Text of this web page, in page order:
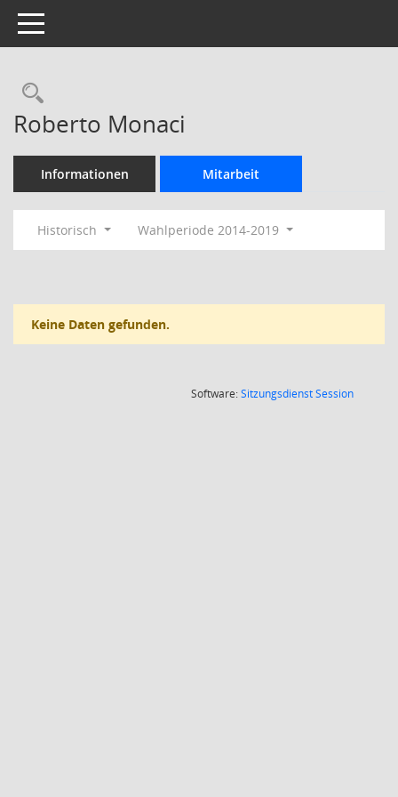
Toggle navigation
Rechercheauswahl
Roberto Monaci
Informationen Mitarbeit
Historisch Wahlperiode 2014-2019
Keine Daten gefunden.
Software:SitzungsdienstSession(Wird in